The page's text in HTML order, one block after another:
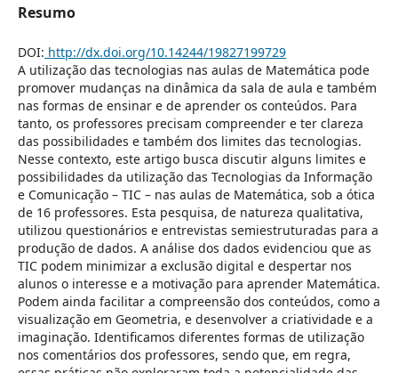
Resumo
DOI: http://dx.doi.org/10.14244/19827199729
A utilização das tecnologias nas aulas de Matemática pode
promover mudanças na dinâmica da sala de aula e também
nas formas de ensinar e de aprender os conteúdos. Para
tanto, os professores precisam compreender e ter clareza
das possibilidades e também dos limites das tecnologias.
Nesse contexto, este artigo busca discutir alguns limites e
possibilidades da utilização das Tecnologias da Informação
e Comunicação – TIC – nas aulas de Matemática, sob a ótica
de 16 professores. Esta pesquisa, de natureza qualitativa,
utilizou questionários e entrevistas semiestruturadas para a
produção de dados. A análise dos dados evidenciou que as
TIC podem minimizar a exclusão digital e despertar nos
alunos o interesse e a motivação para aprender Matemática.
Podem ainda facilitar a compreensão dos conteúdos, como a
visualização em Geometria, e desenvolver a criatividade e a
imaginação. Identificamos diferentes formas de utilização
nos comentários dos professores, sendo que, em regra,